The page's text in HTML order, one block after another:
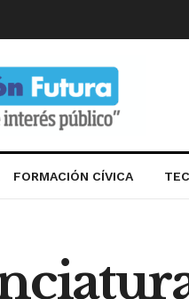
FORMACIÓN CÍVICA